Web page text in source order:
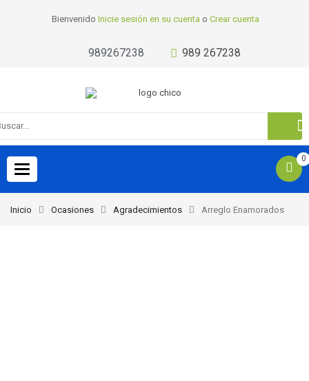
Bienvenido Inicie sesión en su cuenta o Crear cuenta
989267238 989 267238
Toggle
navigation
0
Inicio Ocasiones Agradecimientos Arreglo Enamorados